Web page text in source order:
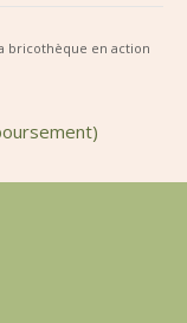
bricothèque en action